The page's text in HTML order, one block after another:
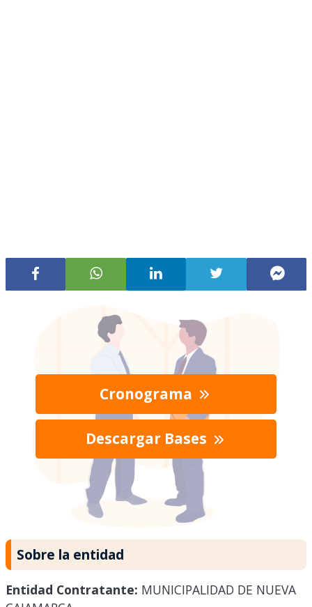
Cronograma
Descargar Bases
Sobre la entidad
Entidad Contratante: MUNICIPALIDAD DE NUEVA